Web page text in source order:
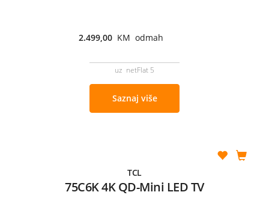
2.499,00 KM odmah
uz netFlat 5
Saznaj više
TCL
75C6K 4K QD-Mini LED TV